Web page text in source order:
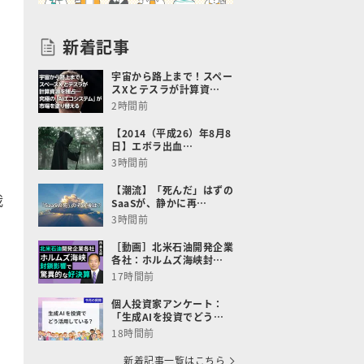
新着記事
宇宙から路上まで！スペー
スXとテスラが計算資…
2時間前
【2014（平成26）年8月8
日】エボラ出血…
3時間前
【潮流】「死んだ」はずの
SaaSが、静かに再…
3時間前
［動画］北米石油開発企業
各社：ホルムズ海峡封…
17時間前
個人投資家アンケート：
「生成AIを投資でどう…
18時間前
新着記事一覧はこちら